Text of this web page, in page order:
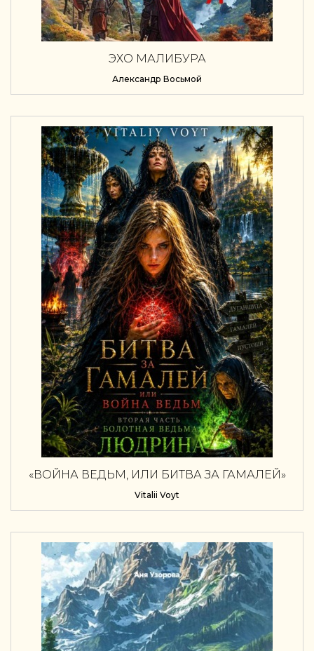
ЭХО МАЛИБУРА
Александр Восьмой
«ВОЙНА ВЕДЬМ, ИЛИ БИТВА ЗА ГАМАЛЕЙ»
КНИГА ВТОРАЯ «БОЛОТНАЯ ВЕДЬМА
ЛЮДРИНА»
Vitalii Voyt